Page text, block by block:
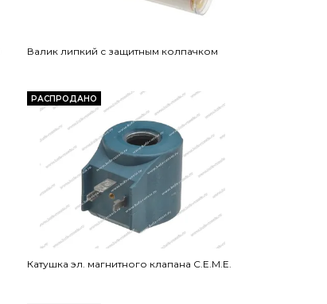
Валик липкий с защитным колпачком
РАСПРОДАНО
Катушка эл. магнитного клапана C.E.M.E.